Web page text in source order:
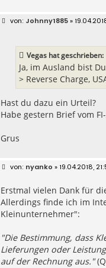
B
Johnny1885»
Vegas hat geschrieben:
Ja, im Ausland bist
> Reverse Charge,
Hast du dazu ein Urteil?
Habe gestern Brief vom
Grus
B
t
r
a
g
nyanko » 19.04.2018,
Erstmal vielen Dank für
Allerdings finde ich im
Kleinunternehmer":
"Die Bestimmung, dass
Lieferungen oder
auf der Rechnung aus."